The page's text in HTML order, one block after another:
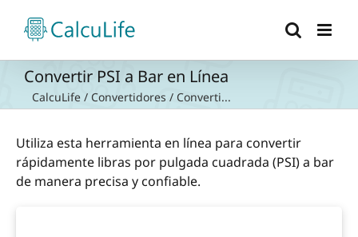
contenido
Convertir PSI a Bar en Línea
CalcuLife / Convertidores / Converti...
Utiliza esta herramienta en línea para convertir
rápidamente libras por pulgada cuadrada (PSI) a bar
de manera precisa y confiable.